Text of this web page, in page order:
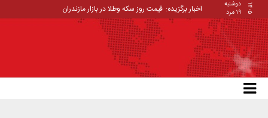
۱۴۰۵
دوشنبه
۱۹ مرد
اخبار برگزیده: قیمت روز سکه وطلا در بازار مازندران